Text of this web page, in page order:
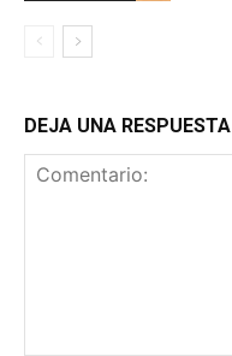
DEJA UNA RESPUESTA